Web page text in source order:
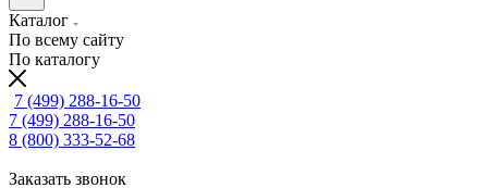
Каталог
По всему сайту
По каталогу
7 (499) 288-16-50
7 (499) 288-16-50
8 (800) 333-52-68
Заказать звонок